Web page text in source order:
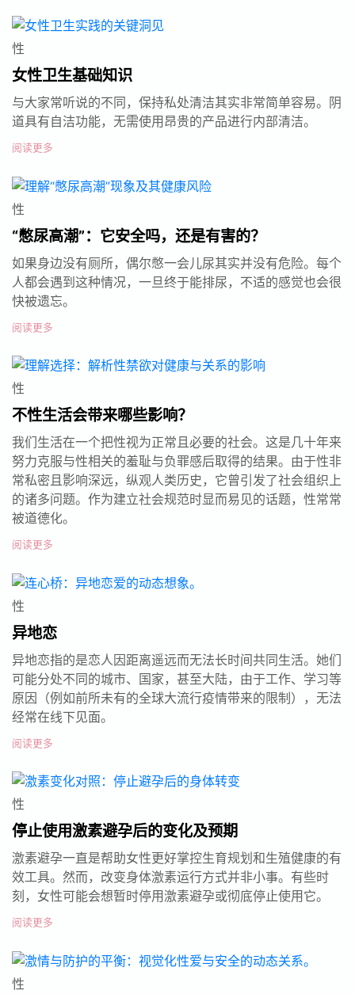
性
女性卫生基础知识
与大家常听说的不同，保持私处清洁其实非常简单容易。阴
道具有自洁功能，无需使用昂贵的产品进行内部清洁。
阅读更多
性
“憋尿高潮”：它安全吗，还是有害的？
如果身边没有厕所，偶尔憋一会儿尿其实并没有危险。每个
人都会遇到这种情况，一旦终于能排尿，不适的感觉也会很
快被遗忘。
阅读更多
性
不性生活会带来哪些影响？
我们生活在一个把性视为正常且必要的社会。这是几十年来
努力克服与性相关的羞耻与负罪感后取得的结果。由于性非
常私密且影响深远，纵观人类历史，它曾引发了社会组织上
的诸多问题。作为建立社会规范时显而易见的话题，性常常
被道德化。
阅读更多
性
异地恋
异地恋指的是恋人因距离遥远而无法长时间共同生活。她们
可能分处不同的城市、国家，甚至大陆，由于工作、学习等
原因（例如前所未有的全球大流行疫情带来的限制），无法
经常在线下见面。
阅读更多
性
停止使用激素避孕后的变化及预期
激素避孕一直是帮助女性更好掌控生育规划和生殖健康的有
效工具。然而，改变身体激素运行方式并非小事。有些时
刻，女性可能会想暂时停用激素避孕或彻底停止使用它。
阅读更多
性